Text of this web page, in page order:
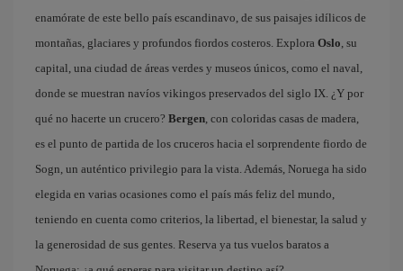
enamórate de este bello país escandinavo, de sus paisajes idílicos de
montañas, glaciares y profundos fiordos costeros. Explora Oslo , su
capital, una ciudad de áreas verdes y museos únicos, como el naval,
donde se muestran navíos vikingos preservados del siglo IX. ¿Y por
qué no hacerte un crucero? Bergen , con coloridas casas de madera,
es el punto de partida de los cruceros hacia el sorprendente fiordo de
Sogn, un auténtico privilegio para la vista. Además, Noruega ha sido
elegida en varias ocasiones como el país más feliz del mundo,
teniendo en cuenta como criterios, la libertad, el bienestar, la salud y
la generosidad de sus gentes. Reserva ya tus vuelos baratos a